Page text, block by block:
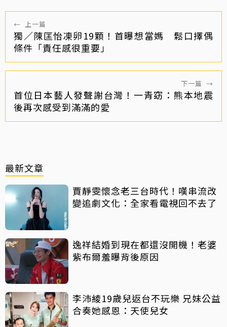
← 上一篇
獨／陳匡怡凍卵19顆！首曝想當媽 鬆口擇偶
條件「責任感很重要」
下一篇 →
首位日本藝人發聲謝台灣！一青窈：熊本地震
後再次感受到滿滿的愛
最新文章
賈靜雯懷念老三台時代！嘆串流改
變追劇文化：全家看電視回不去了
逸祥結婚到現在都還沒開機！老婆
紫布爾羞曝背後原因
李沛綾19歲兒返台不玩樂 兄妹公益
合奏她感恩：天使兒女